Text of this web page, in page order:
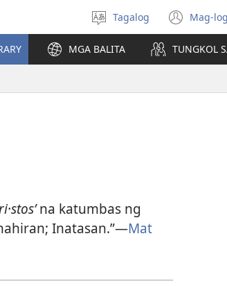
Pumili
ng
wika
Tagalog Mag-(may
na
MGA BALITA TUNGKOL
na katumbas ng
Inatasan.”—Mat